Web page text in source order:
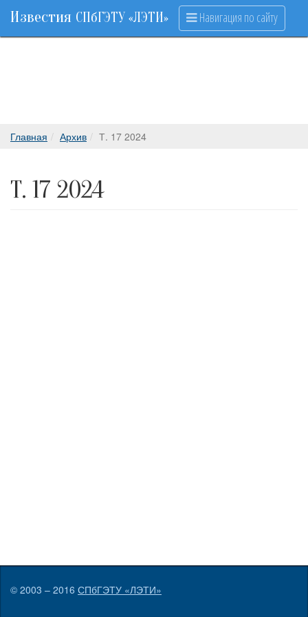
Известия СПбГЭТУ «ЛЭТИ» Навигация по сайту
Главная Архив Т. 17 2024
Т. 17 2024
© 2003 – 2016 СПбГЭТУ «ЛЭТИ»